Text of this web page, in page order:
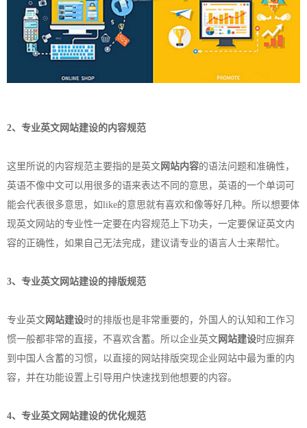
2、专业英文 网站建设的内容规范
这里所说的内容规范主要指的是英文 网站内容的语法问题和准确性，
英语不像中文可以用很多的语来表达不同的意思，英语的一个单词可
能会代表很多意思，如like的意思就有喜欢和像等好几种。所以想要体
现英文网站的专业性一定要在内容规范上下功夫，一定要保证英文内
容的正确性，如果自己无法完成，建议请专业的语言人士来帮忙。
3、专业英文 网站建设的排版规范
专业英文 网站建设时的排版也是非常重要的，外国人的认知和工作习
惯一般都非常的直接，不喜欢含蓄。所以企业英文 网站建设时应摒弃
到中国人含蓄的习惯，以直接的网站排版突现企业网站中最为重的内
容，并在功能设置上引导用户快速找到他想要的内容。
4、专业英文 网站建设的优化规范